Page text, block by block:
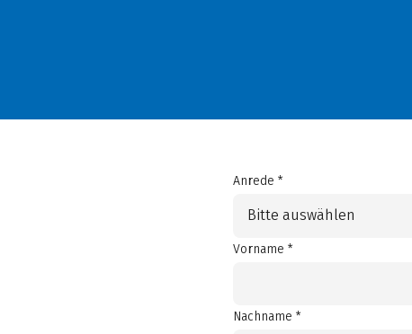
Anrede *
Bitte auswählen
Vorname *
Nachname *